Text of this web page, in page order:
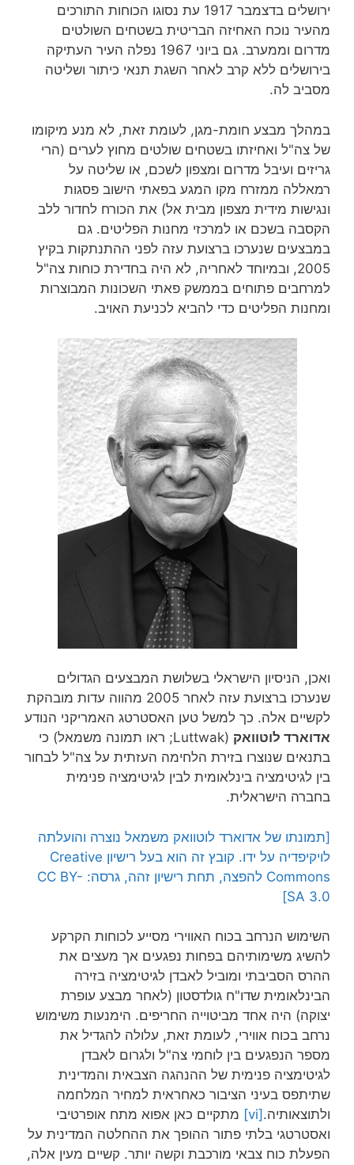
ירושלים בדצמבר 1917 עת נסוגו הכוחות התורכים
מהעיר נוכח האחיזה הבריטית בשטחים השולטים
מדרום וממערב. גם ביוני 1967 נפלה העיר העתיקה
בירושלים ללא קרב לאחר השגת תנאי כיתור ושליטה
מסביב לה.
במהלך מבצע חומת-מגן, לעומת זאת, לא מנע מיקומו
של צה"ל ואחיזתו בשטחים שולטים מחוץ לערים (הרי
גריזים ועיבל מדרום ומצפון לשכם, או שליטה על
רמאללה ממזרח מקו המגע בפאתי הישוב פסגות
ונגישות מידית מצפון מבית אל) את הכורח לחדור ללב
הקסבה בשכם או למרכזי מחנות הפליטים. גם
במבצעים שנערכו ברצועת עזה לפני ההתנתקות בקיץ
2005, ובמיוחד לאחריה, לא היה בחדירת כוחות צה"ל
למרחבים פתוחים בממשק פאתי השכונות המבוצרות
ומחנות הפליטים כדי להביא לכניעת האויב.
ואכן, הניסיון הישראלי בשלושת המבצעים הגדולים
שנערכו ברצועת עזה לאחר 2005 מהווה עדות מובהקת
לקשיים אלה. כך למשל טען האסטרטג האמריקני הנודע
אדוארד לוטוואק
(Luttwak; ראו תמונה משמאל) כי
בתנאים שנוצרו בזירת הלחימה העזתית על צה"ל לבחור
בין לגיטימציה בינלאומית לבין לגיטימציה פנימית
בחברה הישראלית.
[תמונתו של אדוארד לוטוואק משמאל נוצרה והועלתה
לויקיפדיה על ידו. קובץ זה הוא בעל רישיון Creative
Commons להפצה, תחת רישיון זהה, גרסה: CC BY-
SA 3.0]
השימוש הנרחב בכוח האווירי מסייע לכוחות הקרקע
להשיג משימותיהם בפחות נפגעים אך מעצים את
ההרס הסביבתי ומוביל לאבדן לגיטימציה בזירה
הבינלאומית שדו"ח גולדסטון (לאחר מבצע עופרת
יצוקה) היה אחד מביטוייה החריפים. הימנעות משימוש
נרחב בכוח אווירי, לעומת זאת, עלולה להגדיל את
מספר הנפגעים בין לוחמי צה"ל ולגרום לאבדן
לגיטימציה פנימית של ההנהגה הצבאית והמדינית
שתיתפס בעיני הציבור כאחראית למחיר המלחמה
ולתוצאותיה. [vi]
מתקיים כאן אפוא מתח אופרטיבי
ואסטרטגי בלתי פתור ההופך את ההחלטה המדינית על
הפעלת כוח צבאי מורכבת וקשה יותר. קשיים מעין אלה,